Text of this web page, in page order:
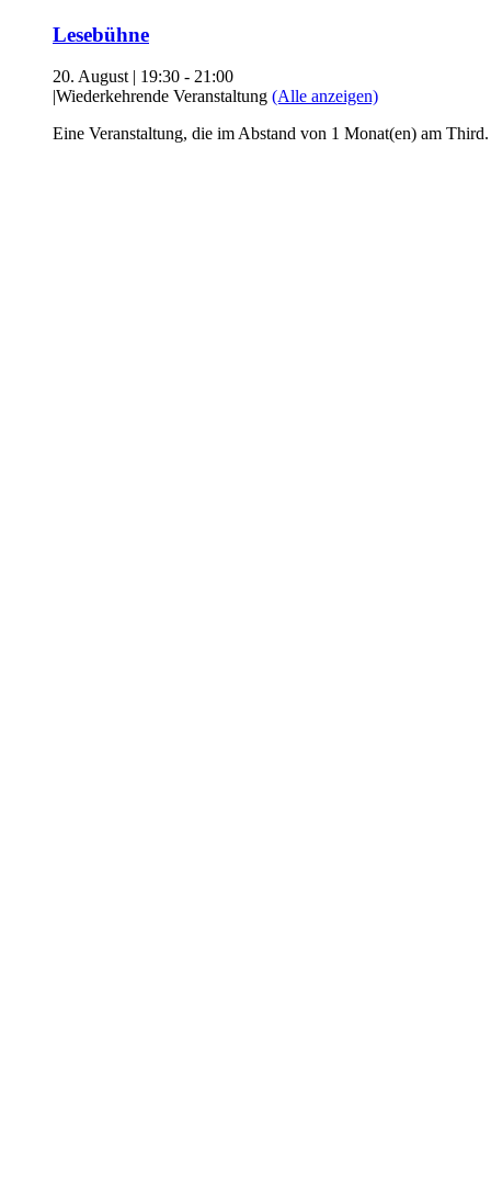
Lesebühne
20. August | 19:30 - 21:00
|Wiederkehrende Veranstaltung (Alle anzeigen)
Eine Veranstaltung, die im Abstand von 1 Monat(en) am